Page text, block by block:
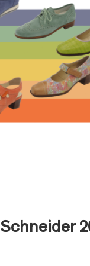
Schneider